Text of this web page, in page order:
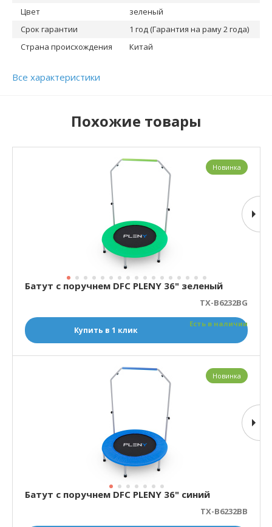
Цвет
зеленый
Срок гарантии
1 год (Гарантия на раму 2 года)
Страна происхождения
Китай
Все характеристики
Похожие товары
Батут с поручнем DFC PLENY 36" зеленый
TX-B6232BG
Есть в наличии
Купить в 1 клик
Новинка
Батут с поручнем DFC PLENY 36" синий
TX-B6232BB
Новинка